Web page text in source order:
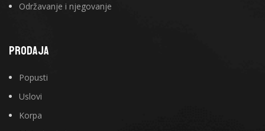
Održavanje i njegovanje
PRODAJA
Popusti
Uslovi
Korpa